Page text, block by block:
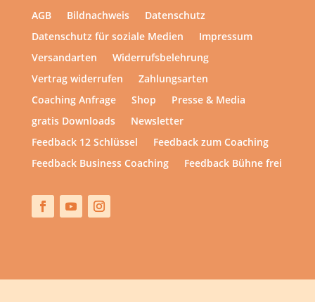
AGB Bildnachweis
Datenschutz
Datenschutz für soziale Medien
Impressum
Versandarten
Widerrufsbelehrung
Vertrag widerrufen
Zahlungsarten
Coaching Anfrage
Shop
Presse & Media
gratis Downloads
Newsletter
Feedback 12 Schlüssel
Feedback zum Coaching
Feedback Business Coaching
Feedback Bühne frei